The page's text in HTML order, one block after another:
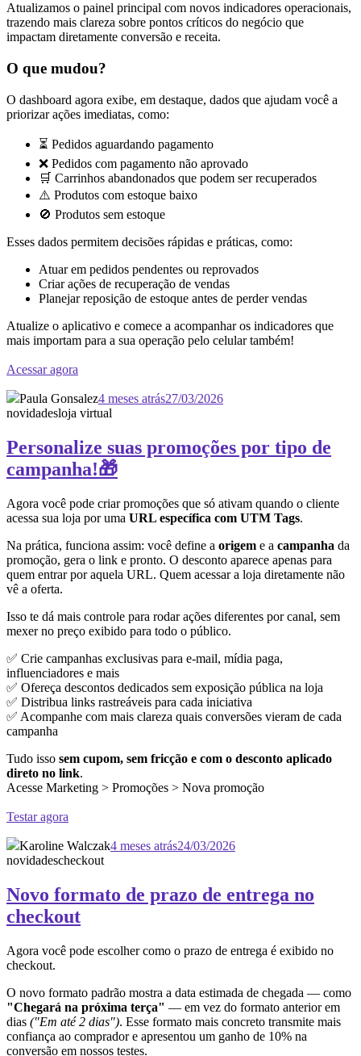
Atualizamos o painel principal com novos indicadores operacionais,
trazendo mais clareza sobre pontos críticos do negócio que
impactam diretamente conversão e receita.
O que mudou?
O dashboard agora exibe, em destaque, dados que ajudam você a
priorizar ações imediatas, como:
⏳ Pedidos aguardando pagamento
❌ Pedidos com pagamento não aprovado
🛒 Carrinhos abandonados que podem ser recuperados
⚠️ Produtos com estoque baixo
🚫 Produtos sem estoque
Esses dados permitem decisões rápidas e práticas, como:
Atuar em pedidos pendentes ou reprovados
Criar ações de recuperação de vendas
Planejar reposição de estoque antes de perder vendas
Atualize o aplicativo e comece a acompanhar os indicadores que
mais importam para a sua operação pelo celular também!
Acessar agora
Paula Gonsalez4 meses atrás27/03/2026
novidadesloja virtual
Personalize suas promoções por tipo de
campanha!🎁
Agora você pode criar promoções que só ativam quando o cliente
acessa sua loja por uma URL específica com UTM Tags.
Na prática, funciona assim: você define a origem e a campanha da
promoção, gera o link e pronto. O desconto aparece apenas para
quem entrar por aquela URL. Quem acessar a loja diretamente não
vê a oferta.
Isso te dá mais controle para rodar ações diferentes por canal, sem
mexer no preço exibido para todo o público.
✅ Crie campanhas exclusivas para e-mail, mídia paga,
influenciadores e mais
✅ Ofereça descontos dedicados sem exposição pública na loja
✅ Distribua links rastreáveis para cada iniciativa
✅ Acompanhe com mais clareza quais conversões vieram de cada
campanha
Tudo isso sem cupom, sem fricção e com o desconto aplicado
direto no link.
Acesse Marketing > Promoções > Nova promoção
Testar agora
Karoline Walczak4 meses atrás24/03/2026
novidadescheckout
Novo formato de prazo de entrega no
checkout
Agora você pode escolher como o prazo de entrega é exibido no
checkout.
O novo formato padrão mostra a data estimada de chegada — como
"Chegará na próxima terça" — em vez do formato anterior em
dias ("Em até 2 dias"). Esse formato mais concreto transmite mais
confiança ao comprador e apresentou um ganho de 10% na
conversão em nossos testes.